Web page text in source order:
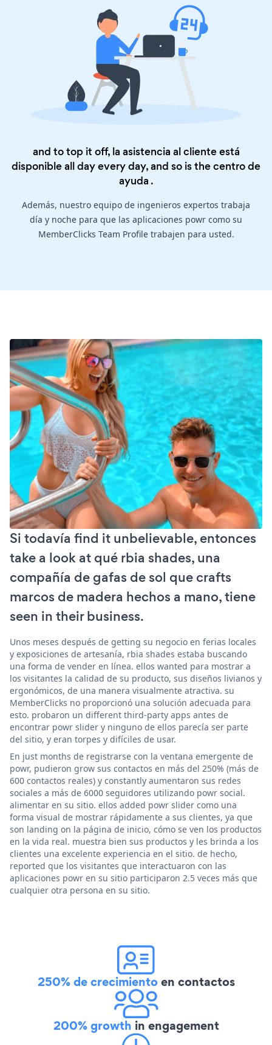
and to top it off, la asistencia al cliente está
disponible all day every day, and so is thecentro de
ayuda .
Además, nuestro equipo de ingenieros expertos trabaja
día y noche para que las aplicaciones powr como su
MemberClicks Team Profile trabajen para usted.
Si todavía find it unbelievable, entonces
take a look at qué rbia shades, una
compañía de gafas de sol que crafts
marcos de madera hechos a mano, tiene
seen in their business.
Unos meses después de getting su negocio en ferias locales
y exposiciones de artesanía, rbia shades estaba buscando
una forma de vender en línea. ellos wanted para mostrar a
los visitantes la calidad de su producto, sus diseños livianos y
ergonómicos, de una manera visualmente atractiva. su
MemberClicks no proporcionó una solución adecuada para
esto. probaron un different third-party apps antes de
encontrar powr slider y ninguno de ellos parecía ser parte
del sitio, y eran torpes y difíciles de usar.
En just months de registrarse con la ventana emergente de
powr, pudieron grow sus contactos en más del 250% (más de
600 contactos reales) y constantly aumentaron sus redes
sociales a más de 6000 seguidores utilizando powr social.
alimentar en su sitio. ellos added powr slider como una
forma visual de mostrar rápidamente a sus clientes, ya que
son landing on la página de inicio, cómo se ven los productos
en la vida real. muestra bien sus productos y les brinda a los
clientes una excelente experiencia en el sitio. de hecho,
reported que los visitantes que interactuaron con las
aplicaciones powr en su sitio participaron 2.5 veces más que
cualquier otra persona en su sitio.
250% de crecimientoen contactos
200% growth in engagement